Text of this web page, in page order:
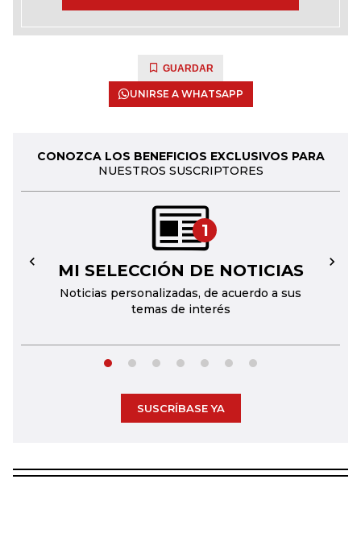
GUARDAR
UNIRSE A WHATSAPP
CONOZCA LOS BENEFICIOS EXCLUSIVOS PARA
NUESTROS SUSCRIPTORES
1
MI SELECCIÓN DE NOTICIAS
Noticias personalizadas, de acuerdo a sus
temas de interés
← →
SUSCRÍBASE YA